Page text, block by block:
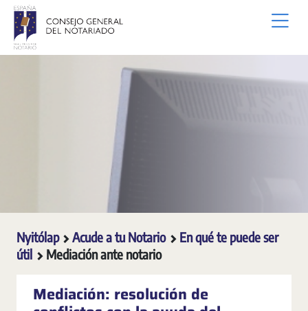
Ugrás a fő tartalomhoz
Nyitólap Acude a tu Notario
En qué te puede ser
útil
Mediación ante notario
Mediación: resolución de